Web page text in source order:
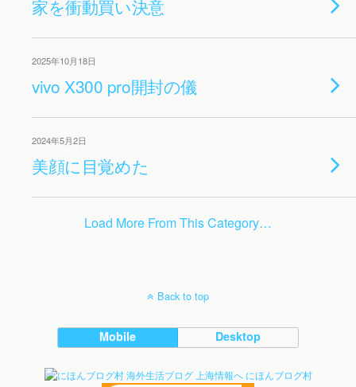
家を衝動買い決意
2025年10月18日
vivo X300 pro開封の儀
2024年5月2日
美顔に目覚めた
Load More From This Category…
Back to top
Mobile Desktop
にほんブログ村